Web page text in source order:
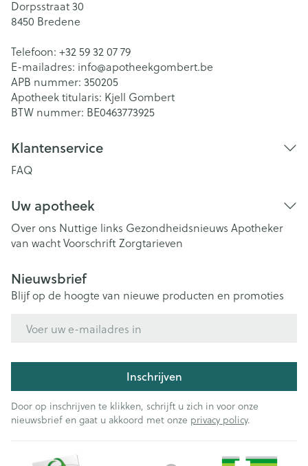
Dorpsstraat 30
8450 Bredene
Telefoon: +32 59 32 07 79
E-mailadres: info@apotheekgombert.be
APB nummer: 350205
Apotheek titularis: Kjell Gombert
BTW nummer: BE0463773925
Klantenservice
FAQ
Uw apotheek
Over ons Nuttige links Gezondheidsnieuws Apotheker
van wachtVoorschriftZorgtarieven
Nieuwsbrief
Blijf op de hoogte van nieuwe producten en promoties
Inschrijven
Door op inschrijven te klikken, schrijft u zich in voor onze
nieuwsbrief en gaat u akkoord met onze privacy policy.